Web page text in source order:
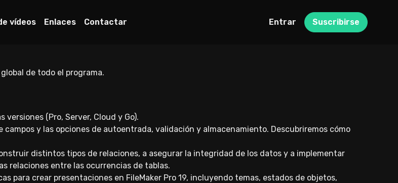
vídeos Enlaces Contactar Entrar Suscribirse
de todo el programa.
(Pro, Server, Cloud y Go).
y las opciones de autoentrada, validación y almacenamiento. Descubriremos cómo
distintos tipos de relaciones, a asegurar la integridad de los datos y a implementar
relaciones entre las ocurrencias de tablas.
para crear presentaciones en FileMaker Pro 19, incluyendo temas, estados de objetos,